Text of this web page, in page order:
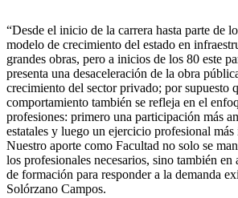
“Desde el inicio de la carrera hasta parte de
modelo de crecimiento del estado en
grandes obras, pero a inicios de los 80 este
presenta una desaceleración de la obra
crecimiento del sector privado; por supuesto
comportamiento también se refleja en el
profesiones: primero una participación más
estatales y luego un ejercicio profesional
Nuestro aporte como Facultad no solo se
los profesionales necesarios, sino también en
de formación para responder a la demanda
Solórzano Campos.